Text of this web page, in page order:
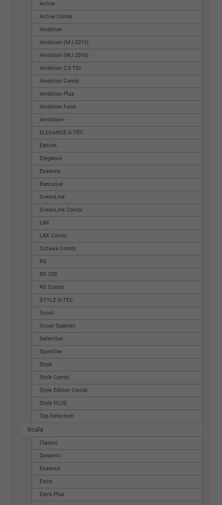
Active
Active Combi
Ambition
Ambition (MJ 2015)
Ambition (MJ 2016)
Ambition 2.0 TDI
Ambition Combi
Ambition Plus
Ambition fresh
Ambition+
ELEGANCE G-TEC
Edition
Elegance
Essence
Executive
GreenLine
GreenLine Combi
L&K
L&K Combi
Octavia Combi
RS
RS 230
RS Combi
STYLE G-TEC
Scout
Scout Spanien
Selection
Sportline
Style
Style Combi
Style Edition Combi
Style PLUS
Top Selection
Scala
Classic
Dynamic
Essence
Extra
Extra Plus